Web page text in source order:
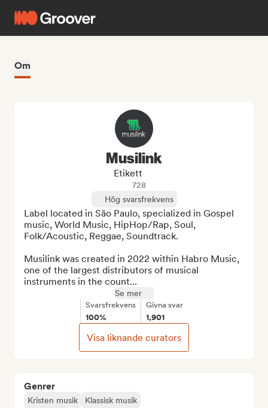
Om
Genrer
Kristen musik
Klassisk musik
Musilink
Etikett
728
Hög svarsfrekvens
Label located in São Paulo, specialized in Gospel
music, World Music, HipHop/Rap, Soul,
Folk/Acoustic, Reggae, Soundtrack.
Musilink was created in 2022 within Habro Music,
one of the largest distributors of musical
instruments in the count...
Se mer
Svarsfrekvens
100%
Givna svar
1,901
Visa liknande curators